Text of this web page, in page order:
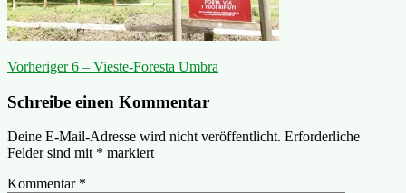
Beitragsnavigation
Vorheriger Vorheriger
6 – Vieste-Foresta Umbra
Schreibe einen Kommentar
Deine E-Mail-Adresse wird nicht veröffentlicht. Erforderliche
Felder sind mit * markiert
Kommentar *